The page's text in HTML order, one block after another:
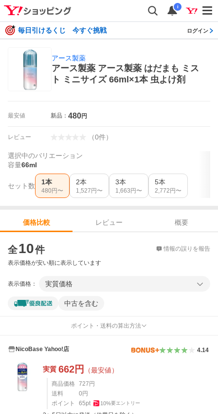
i
毎日引けるくじ 今すぐ挑戦 ログイン
アース製薬
アース製薬 アース製薬 はだまも ミス
ト ミニサイズ 66ml×1本 虫よけ剤
最安値 新品： 480円
レビュー （0件）
選択中のバリエーション
容量66ml
セット数 1本
480 円〜
2本
1,527 円〜
3本
1,663 円〜
5本
2,772 円〜
価格比較 レビュー
概要
全10件 情報の誤りを報告
表示価格が安い順に表示しています
表示価格： 実質価格
中古を含む
ポイント・送料の算出方法
NicoBase Yahoo!店 4.14
実質 662円 （最安値）
商品価格 727 円
送料
0 円
ポイント
65pt 10%要エントリー